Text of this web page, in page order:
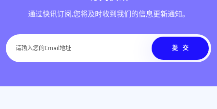
通过快讯订阅,您将及时收到我们的信息更新通知。
提交